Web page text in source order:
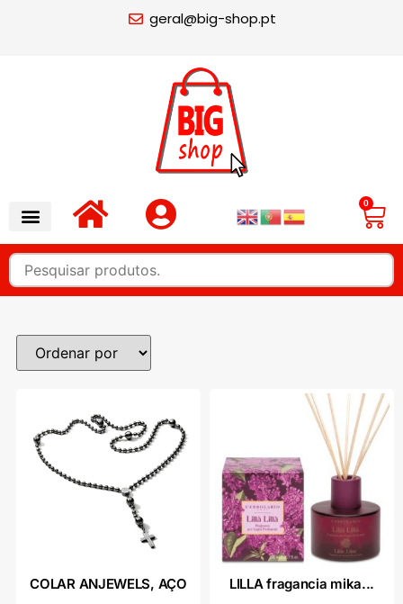
geral@big-shop.pt
0
COLAR ANJEWELS, AÇO LILLA fragancia mika...